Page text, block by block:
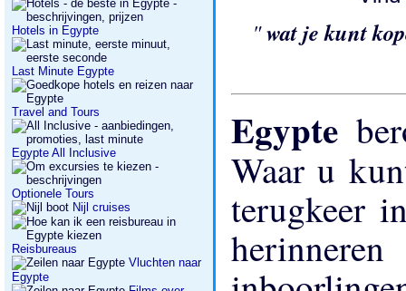
Hotels in Egypte
Last Minute Egypte
Travel and Tours
Egypte All Inclusive
Optionele Tours
Nijl cruises
Reisbureaus
Vluchten naar
Egypte
"wat je kunt
Egypte
Waar u
terugkeer